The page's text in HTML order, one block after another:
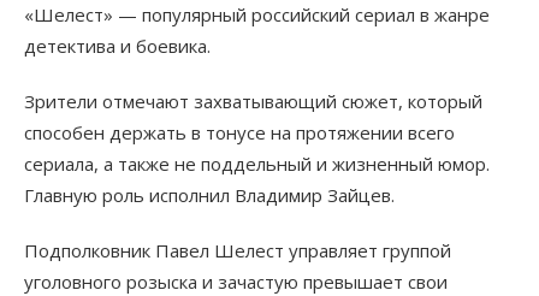
«Шелест» — популярный российский сериал в жанре
детектива и боевика.
Зрители отмечают захватывающий сюжет, который
способен держать в тонусе на протяжении всего
сериала, а также не поддельный и жизненный юмор.
Главную роль исполнил Владимир Зайцев.
Подполковник Павел Шелест управляет группой
уголовного розыска и зачастую превышает свои